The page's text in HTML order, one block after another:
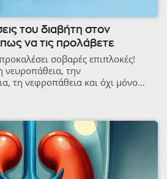
του διαβήτη στον
να τις προλάβετε
σοβαρές επιπλοκές!
νευροπάθεια, την
τη νεφροπάθεια και όχι μόνο...